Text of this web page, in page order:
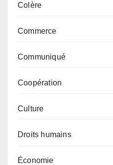
Colère
Commerce
Communiqué
Coopération
Culture
Droits humains
Économie